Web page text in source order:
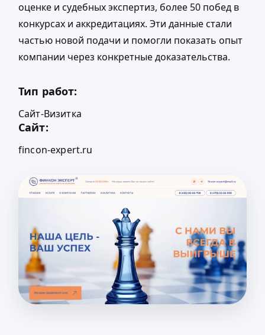
оценке и судебных экспертиз, более 50 побед в
конкурсах и аккредитациях. Эти данные стали
частью новой подачи и помогли показать опыт
компании через конкретные доказательства.
Тип работ:
Сайт-Визитка
Сайт:
fincon-expert.ru